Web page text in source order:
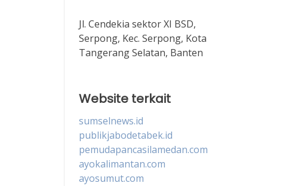
Jl. Cendekia sektor XI BSD,
Serpong, Kec. Serpong, Kota
Tangerang Selatan, Banten
Website terkait
sumselnews.id
publikjabodetabek.id
pemudapancasilamedan.com
ayokalimantan.com
ayosumut.com